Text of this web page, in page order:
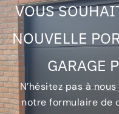
VOUS
NOUVELLE
GARAGE
N’hésitez pas à
notre formulaire de